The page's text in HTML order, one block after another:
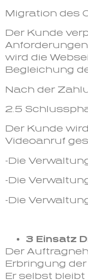
Migration des
Der Kunde
wird die
Begleichung
Nach der
2.5
Der Kunde
Videoanruf
-Die
-Die
-Die
3 Einsatz
Der
Erbringung
Er selbst